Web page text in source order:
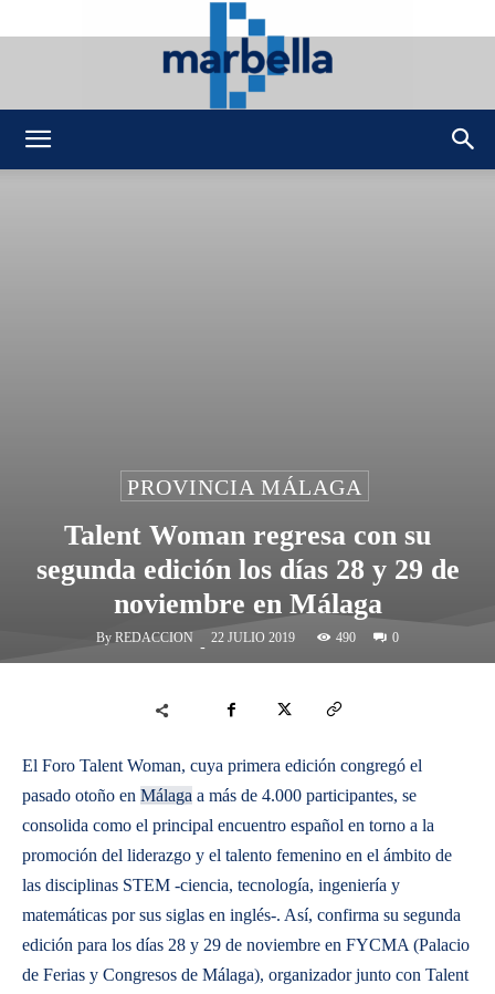
PROVINCIA MÁLAGA
Talent Woman regresa con su
segunda edición los días 28 y 29 de
noviembre en Málaga
By REDACCION - 22 JULIO 2019 490 0
El Foro Talent Woman, cuya primera edición congregó el
pasado otoño en Málaga a más de 4.000 participantes, se
consolida como el principal encuentro español en torno a la
promoción del liderazgo y el talento femenino en el ámbito de
las disciplinas STEM -ciencia, tecnología, ingeniería y
matemáticas por sus siglas en inglés-. Así, confirma su segunda
edición para los días 28 y 29 de noviembre en FYCMA (Palacio
de Ferias y Congresos de Málaga), organizador junto con Talent